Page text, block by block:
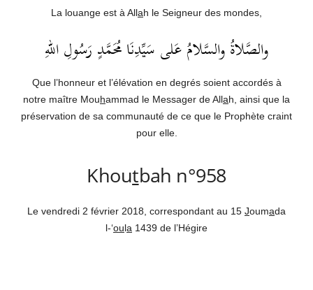
La louange est à Allah le Seigneur des mondes,
والصَّلاةُ والسَّلامُ عَلى سَيِّدِنَا مُحَمَّدٍ رَسُولِ اللهِ
Que l’honneur et l’élévation en degrés soient accordés à
notre maître Mouhammad le Messager de Allah, ainsi que la
préservation de sa communauté de ce que le Prophète craint
pour elle.
Khoutbah n°958
Le vendredi 2 février 2018, correspondant au 15 Joumada
l-‘oula 1439 de l’Hégire